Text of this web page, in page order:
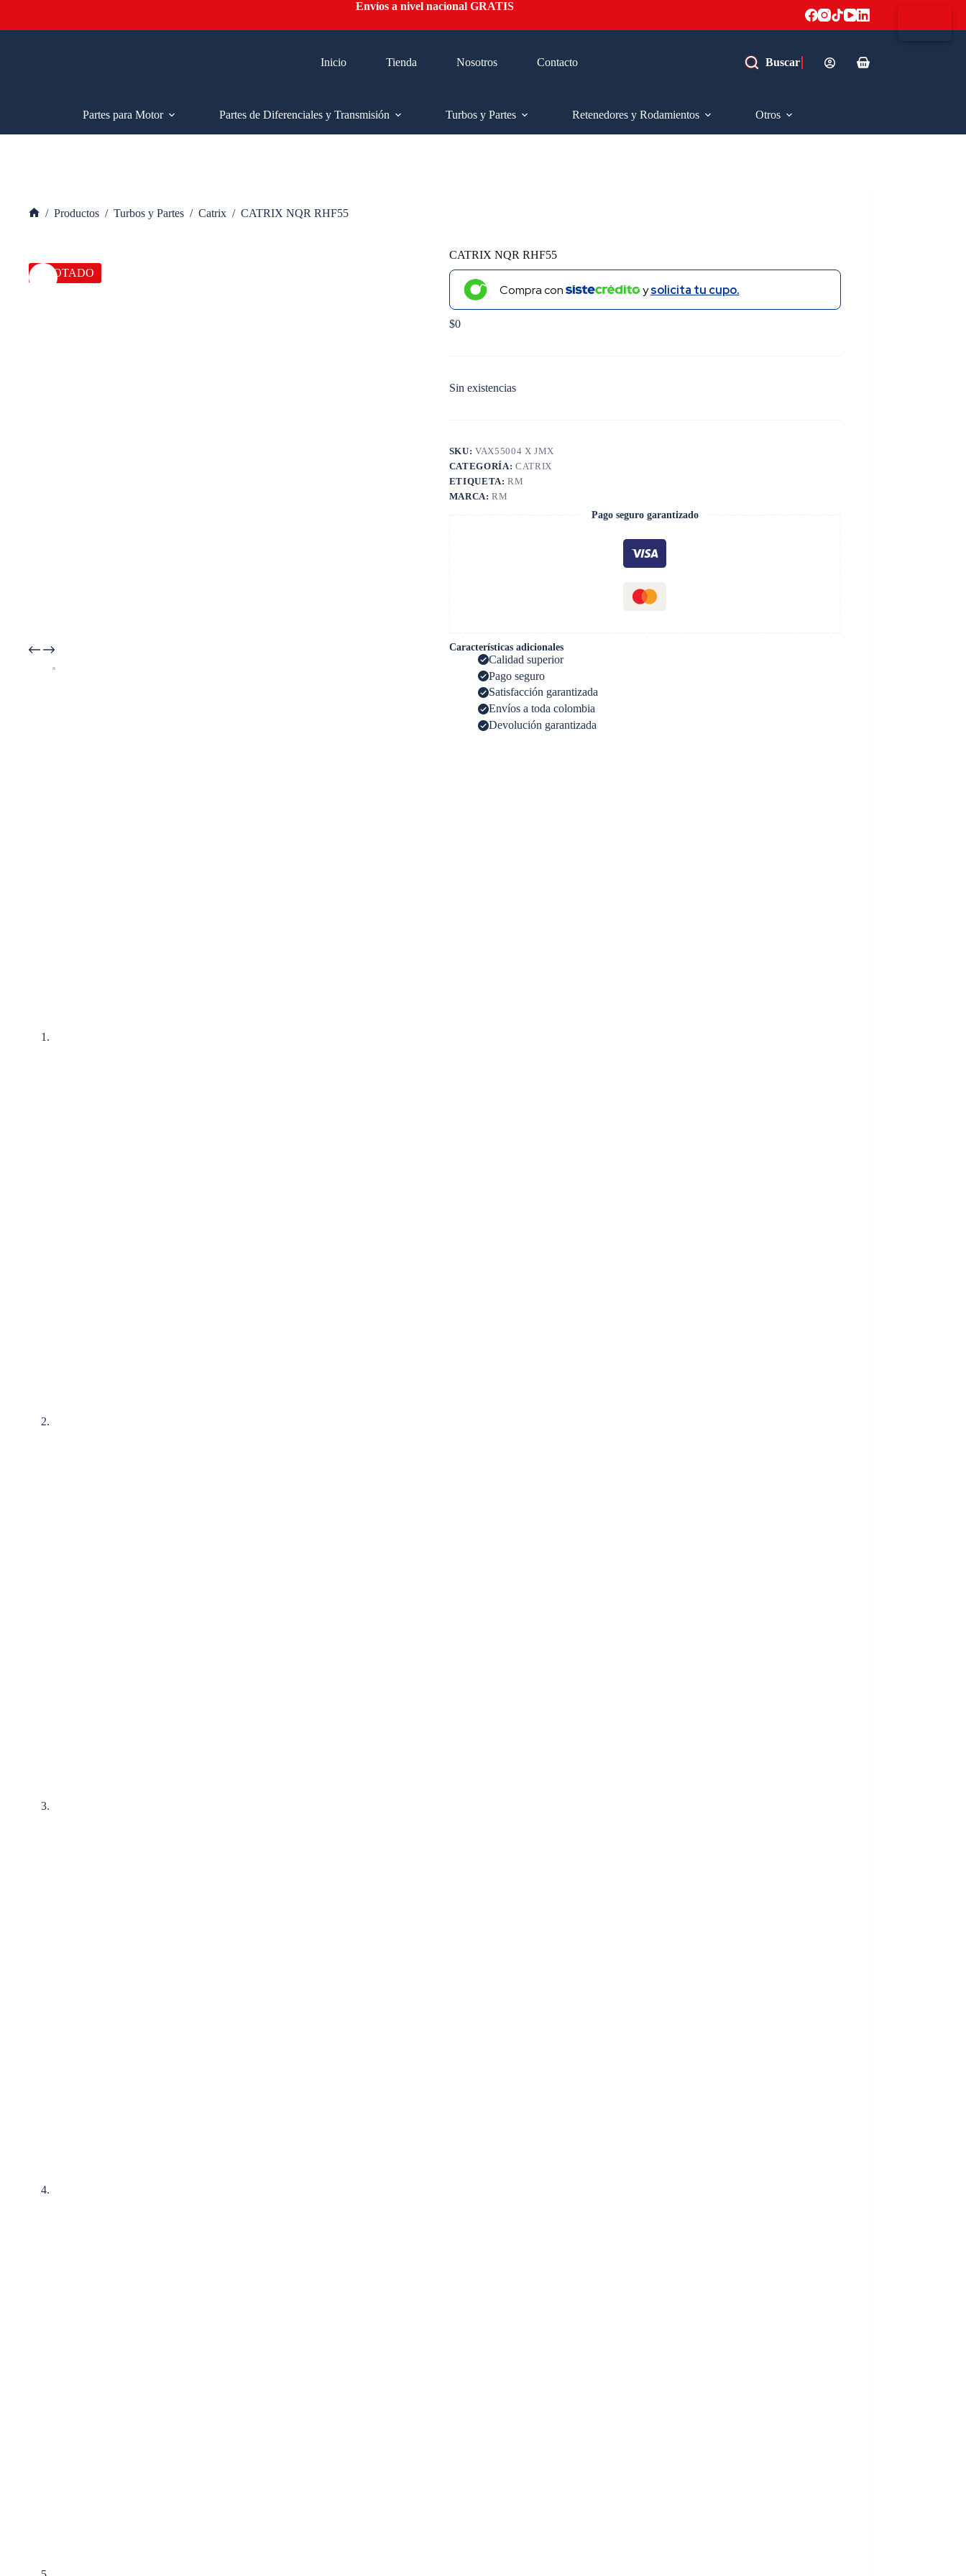
contenido
Envíos a nivel nacional GRATIS
Inicio Tienda Nosotros Contacto
Carro
Partes para Motor
Partes de Diferenciales y Transmisión Turbos y Partes Retenedores y Rodamientos Otros
/ Productos / Turbos y Partes / Catrix / CATRIX NQR RHF55
AGOTADO
CATRIX NQR RHF55
Compra con ysolicita tu cupo.
$0
Sin existencias
SKU:VAX55004 X JMX
CATEGORÍA: CATRIX
ETIQUETA:RM
MARCA:RM
Pago seguro garantizado
Características adicionales
Calidad superior
Pago seguro
Satisfacción garantizada
Envíos a toda colombia
Devolución garantizada